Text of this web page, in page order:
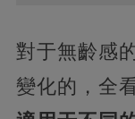
對于無齡感
變化的，全